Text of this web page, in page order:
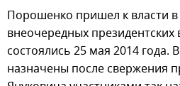
Порошенко пришел к власти в
внеочередных
состоялись 25 мая 2014
назначены после свержения